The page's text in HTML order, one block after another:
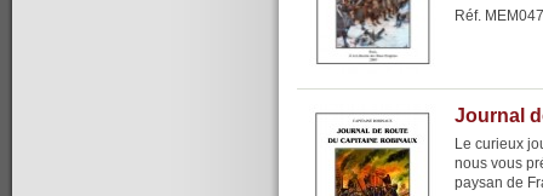
Réf. MEM047
Journal
Le curieux
nous vous
paysan de